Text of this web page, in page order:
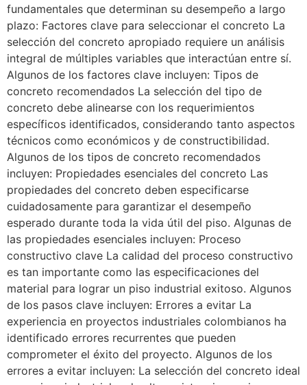
fundamentales que determinan su desempeño a largo
plazo: Factores clave para seleccionar el concreto La
selección del concreto apropiado requiere un análisis
integral de múltiples variables que interactúan entre sí.
Algunos de los factores clave incluyen: Tipos de
concreto recomendados La selección del tipo de
concreto debe alinearse con los requerimientos
específicos identificados, considerando tanto aspectos
técnicos como económicos y de constructibilidad.
Algunos de los tipos de concreto recomendados
incluyen: Propiedades esenciales del concreto Las
propiedades del concreto deben especificarse
cuidadosamente para garantizar el desempeño
esperado durante toda la vida útil del piso. Algunas de
las propiedades esenciales incluyen: Proceso
constructivo clave La calidad del proceso constructivo
es tan importante como las especificaciones del
material para lograr un piso industrial exitoso. Algunos
de los pasos clave incluyen: Errores a evitar La
experiencia en proyectos industriales colombianos ha
identificado errores recurrentes que pueden
comprometer el éxito del proyecto. Algunos de los
errores a evitar incluyen: La selección del concreto ideal